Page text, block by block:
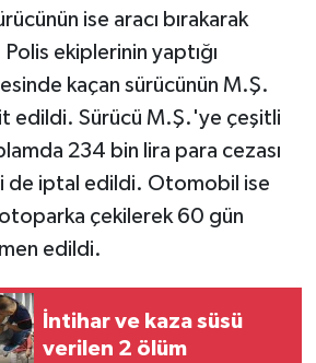
ise aracı bırakarak
ekiplerinin yaptığı
kaçan sürücünün M.Ş.
edildi. Sürücü M.Ş.'ye çeşitli
234 bin lira para cezası
de iptal edildi. Otomobil ise
otoparka çekilerek 60 gün
edildi.
İntihar ve kaza süsü
verilen 2 ölüm